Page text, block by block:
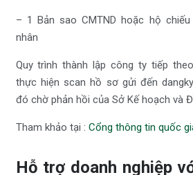
– 1 Bản sao CMTND hoặc hộ
nhân
Quy trình thành lập công ty tiếp
thực hiện scan hồ sơ gửi đến
đó chờ phản hồi của Sở Kế hoạch và
Tham khảo tại : Cổng thông tin quốc
Hỗ trợ doanh nghiệp